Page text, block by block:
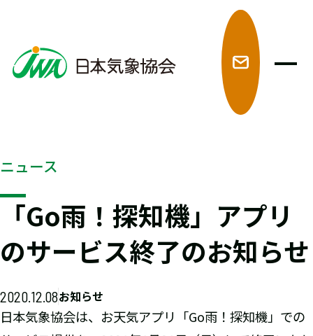
ニュース
「Go雨！探知機」アプリ
のサービス終了のお知らせ
2020.12.08お知らせ
日本気象協会は、お天気アプリ「Go雨！探知機」での